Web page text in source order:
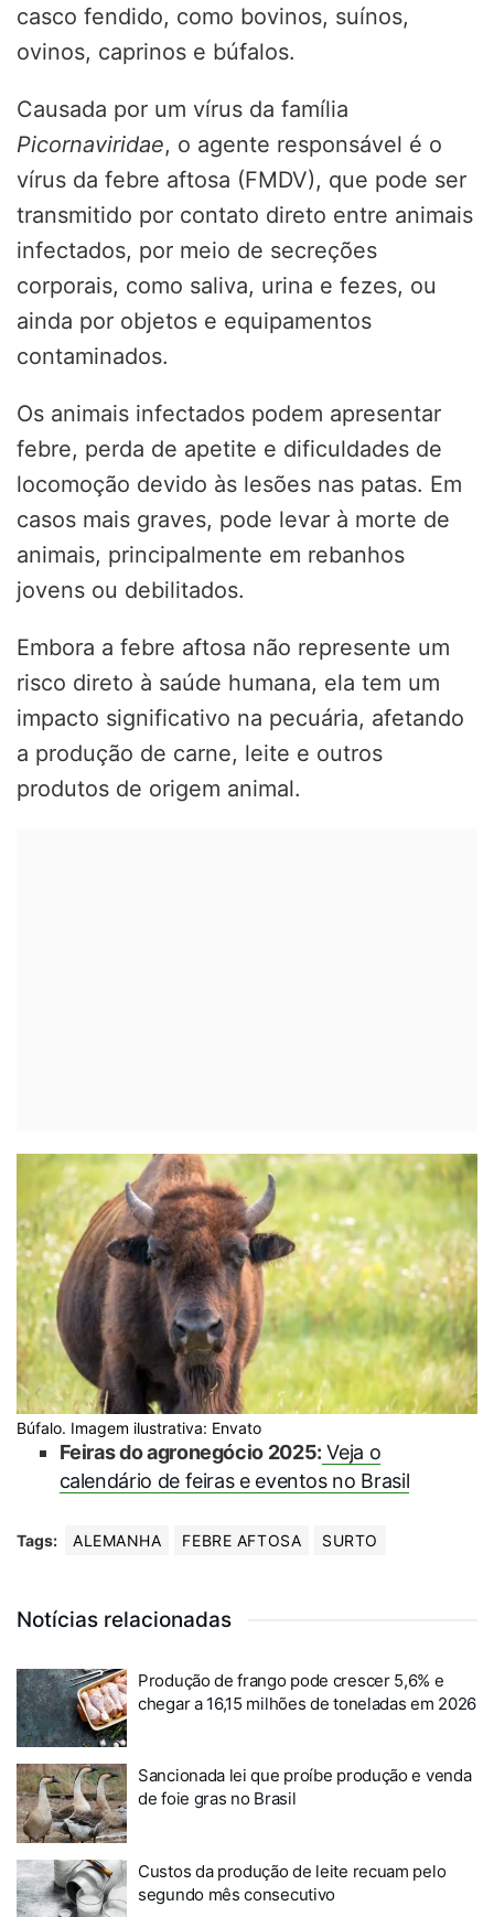
casco fendido, como bovinos, suínos,
ovinos, caprinos e búfalos.
Causada por um vírus da família
Picornaviridae, o agente responsável é o
vírus da febre aftosa (FMDV), que pode ser
transmitido por contato direto entre animais
infectados, por meio de secreções
corporais, como saliva, urina e fezes, ou
ainda por objetos e equipamentos
contaminados.
Os animais infectados podem apresentar
febre, perda de apetite e dificuldades de
locomoção devido às lesões nas patas. Em
casos mais graves, pode levar à morte de
animais, principalmente em rebanhos
jovens ou debilitados.
Embora a febre aftosa não represente um
risco direto à saúde humana, ela tem um
impacto significativo na pecuária, afetando
a produção de carne, leite e outros
produtos de origem animal.
Búfalo. Imagem ilustrativa: Envato
Feiras do agronegócio 2025: Veja o
calendário de feiras e eventos no Brasil
Tags: ALEMANHA FEBRE AFTOSA SURTO
Notícias relacionadas
Produção de frango pode crescer 5,6% e
chegar a 16,15 milhões de toneladas em 2026
Sancionada lei que proíbe produção e venda
de foie gras no Brasil
Custos da produção de leite recuam pelo
segundo mês consecutivo